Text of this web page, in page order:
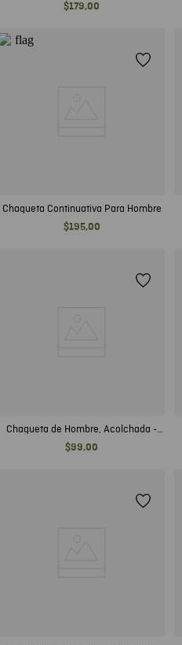
$179,00
Chaqueta Continuativa Para Hombre
$195,00
Chaqueta de Hombre, Acolchada -
TOGS
$99,00